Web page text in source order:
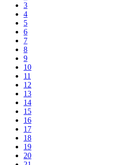
3
4
5
6
7
8
9
10
11
12
13
14
15
16
17
18
19
20